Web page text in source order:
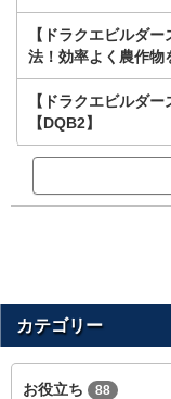
【ドラクエビルダ
法！効率よく農作物
【ドラクエビルダ
【DQB2】
カテゴリー
お役立ち 88